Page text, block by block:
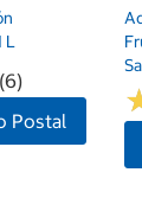
L
Postal